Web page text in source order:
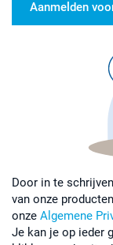
Aanmelden
Door in te
van onze
onze Algemene
Je kan je op ieder